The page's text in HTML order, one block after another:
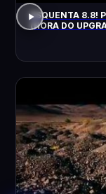
ESQUENTA 8.8!
(HORA DO